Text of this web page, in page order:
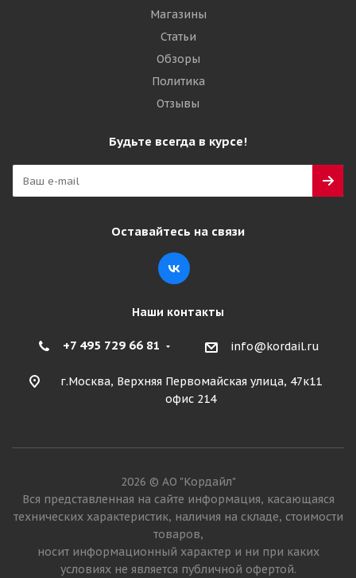
Магазины
Статьи
Обзоры
Политика
Отзывы
Будьте всегда в курсе!
Оставайтесь на связи
Наши контакты
+7 495 729 66 81 info@kordail.ru
г.Москва, Верхняя Первомайская улица, 47к11
офис 214
2026 © АО "Кордайл"
Вся представленная на сайте информация, касающаяся
технических характеристик, наличия на складе, стоимости
товаров,
носит информационный характер и ни при каких
условиях не является публичной офертой.